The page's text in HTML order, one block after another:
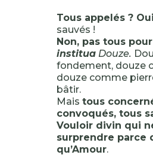
Tous appelés ? Oui
sauvés !
Non, pas tous
instituaDouze.
fondement, douze
douze comme
bâtir.
Mais tous
convoqués, tous
Vouloir divin qui
surprendre parce
qu’Amour.